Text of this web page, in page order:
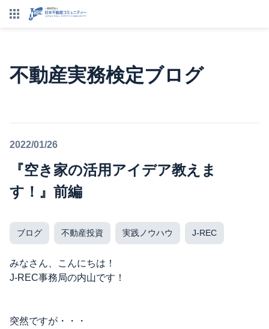
不動産実務検定ブログ
2022/01/26
『空き家の活用アイデア教えま
す！』前編
ブログ 不動産投資 実践ノウハウ J-REC
みなさん、こんにちは！
J-REC事務局の内山です！
突然ですが・・・